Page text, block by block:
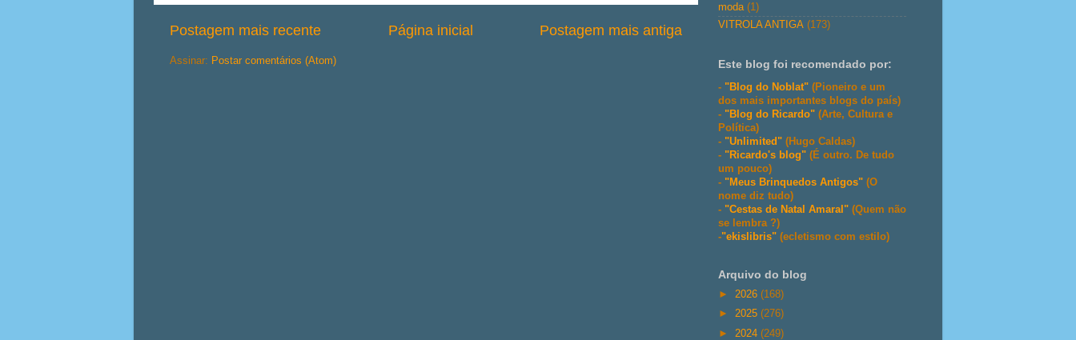
Postagem mais recente Postagem mais antiga
Página inicial
Assinar: Postar comentários (Atom)
moda (1)
VITROLA ANTIGA (173)
Este blog foi recomendado por:
- "Blog do Noblat" (Pioneiro e um
dos mais importantes blogs do país)
- "Blog do Ricardo" (Arte, Cultura e
Política)
- "Unlimited" (Hugo Caldas)
- "Ricardo's blog" (É outro. De tudo
um pouco)
- "Meus Brinquedos Antigos" (O
nome diz tudo)
- "Cestas de Natal Amaral" (Quem não
se lembra ?)
-"ekislibris" (ecletismo com estilo)
Arquivo do blog
► 2026 (168)
► 2025 (276)
► 2024 (249)